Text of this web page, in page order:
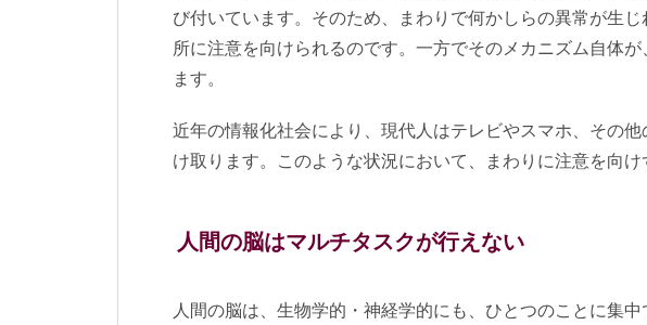
び付いています。そのため、まわりで何かしらの異常が生
所に注意を向けられるのです。一方でそのメカニズム自体
ます。
近年の情報化社会により、現代人はテレビやスマホ、その
け取ります。このような状況において、まわりに注意を向
人間の脳はマルチタスクが行えない
人間の脳は、生物学的・神経学的にも、ひとつのことに集